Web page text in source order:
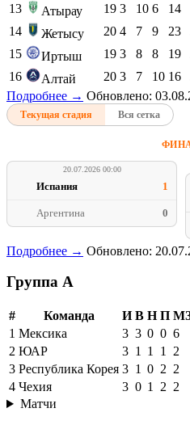
13
Атырау 19 3 10 6 14
14
Жетысу 20 4 7 9 23
15
Иртыш 19 3 8 8 19
16
Алтай 20 3 7 10 16
Подробнее → Обновлено:
Текущая стадия Вся сетка
20.07.2026 00:00
Испания 1
Аргентина 0
Подробнее → Обновлено:
Группа A
# Команда И В Н П
1 Мексика 3 3 0 0 6
2 ЮАР 3 1 1 1 2
3 Республика Корея 3 1 0 2 2
4 Чехия 3 0 1 2 2
Матчи